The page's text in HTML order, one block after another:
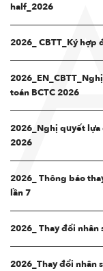
half_2026
2026_ CBTT_Ký hợp
toán BCTC 2026
2026_Nghị quyết lựa
2026
2026_ Thông báo
lần 7
2026_ Thay đổi
2026_Thay đổi nhân